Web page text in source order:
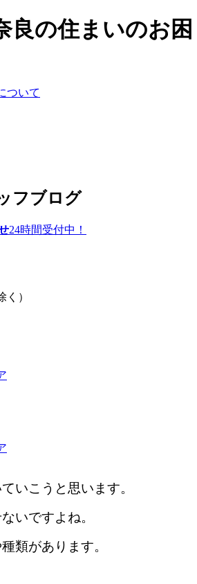
良の住まいのお
ついて
フブログ
24時間受付中！
く）
いこうと思います。
いですよね。
類があります。